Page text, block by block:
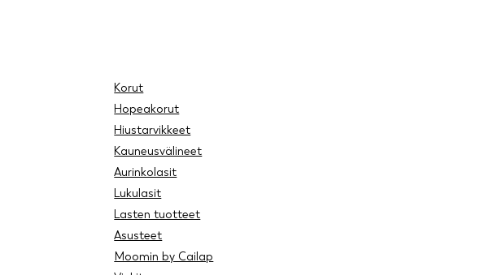
Korut
Hopeakorut
Hiustarvikkeet
Kauneusvälineet
Aurinkolasit
Lukulasit
Lasten tuotteet
Asusteet
Moomin by Cailap